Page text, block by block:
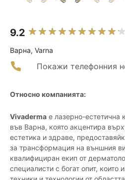
9.2
Варна, Varna
Покажи телефонния
Относно компанията:
Vivaderma е лазерно-естетична
във Варна, която акцентира
естетика и здраве,
за трансформация на външния
квалифициран екип от
специалисти с богат опит, които